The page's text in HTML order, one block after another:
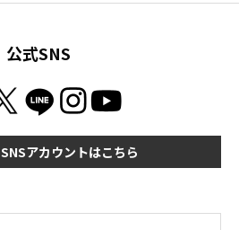
公式SNS
アカウントはこちら